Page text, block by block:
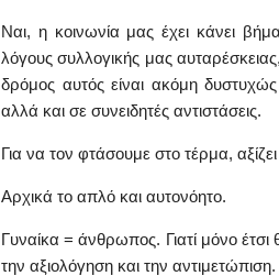
Ναι, η κοινωνία μας έχει κάνει
λόγους συλλογικής μας
δρόμος αυτός είναι ακόμη
αλλά και σε συνειδητές αντιστάσεις.
Για να τον φτάσουμε στο τέρμα,
Αρχικά το απλό και αυτονόητο.
Γυναίκα = άνθρωπος. Γιατί μόνο έτσι
την αξιολόγηση και την αντιμετώπιση.